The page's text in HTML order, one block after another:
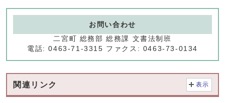
お問い合わせ
二宮町 総務部 総務課 文書法制班
電話: 0463-71-3315 ファクス: 0463-73-0134
関連リンク 表示